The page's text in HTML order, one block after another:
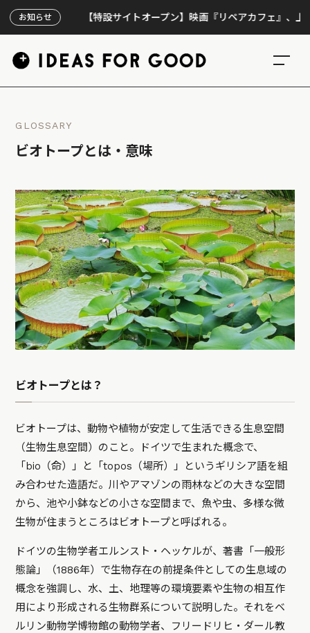
お知らせ 【特設サイトオープン】映画『リペアカフェ』、上映300
GLOSSARY
ビオトープとは・意味
ビオトープとは？
ビオトープは、動物や植物が安定して生活できる生息空間
（生物生息空間）のこと。ドイツで生まれた概念で、
「bio（命）」と「topos（場所）」というギリシア語を組
み合わせた造語だ。川やアマゾンの雨林などの大きな空間
から、池や小鉢などの小さな空間まで、魚や虫、多様な微
生物が住まうところはビオトープと呼ばれる。
ドイツの生物学者エルンスト・ヘッケルが、著書「一般形
態論」（1886年）で生物存在の前提条件としての生息域の
概念を強調し、水、土、地理等の環境要素や生物の相互作
用により形成される生物群系について説明した。それをベ
ルリン動物学博物館の動物学者、フリードリヒ・ダール教